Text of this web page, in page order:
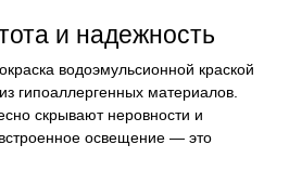
и надежность
водоэмульсионной краской
гипоаллергенных материалов.
скрывают неровности и
освещение — это